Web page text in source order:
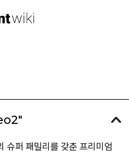
퍼 패밀리를 갖춘 프리미엄